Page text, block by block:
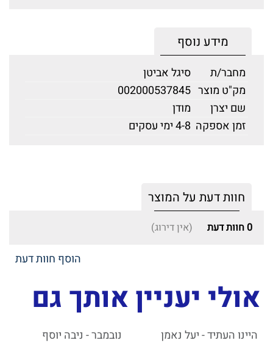
מידע נוסף
מחבר/ת
סיגל אביטן
מק"ט מוצר 002000537845
שם יצרן
מודן
זמן אספקה 4-8 ימי עסקים
חוות דעת על המוצר
0 חוות דעת (אין דירוג)
הוסף חוות דעת
אולי יעניין אותך גם
היינו העתיד - יעל נאמן נובמבר - ניבה יוסף